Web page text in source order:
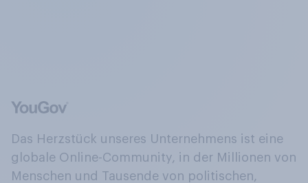
Das Herzstück unseres Unternehmens ist eine
globale Online-Community, in der Millionen von
Menschen und Tausende von politischen,